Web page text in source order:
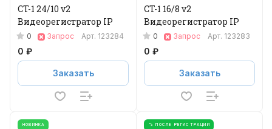
CT-1 24/10 v2
Видеорегистратор IP
0 Запрос Арт. 123284
0 ₽
Заказать
CT-1 16/8 v2
Видеорегистратор IP
0 Запрос Арт. 123283
0 ₽
Заказать
НОВИНКА % ПОСЛЕ РЕГИСТРАЦИИ